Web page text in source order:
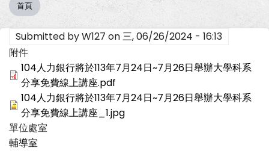
導
航
連
結
首頁
Submitted byW127 on三, 06/26/2024 - 16:13
附件
104人力銀行將於113年7月24日~7月26日舉辦大學科系
分享免費線上講座.pdf
104人力銀行將於113年7月24日~7月26日舉辦大學科系
分享免費線上講座_1.jpg
單位處室
輔導室